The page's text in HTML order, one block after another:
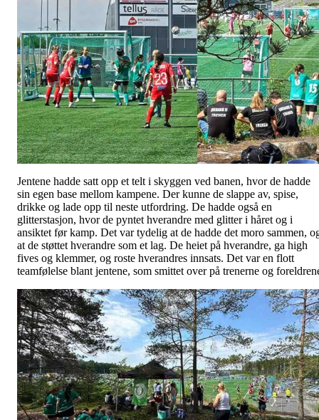
Jentene hadde satt opp et telt i skyggen ved banen, hvor de hadde
sin egen base mellom kampene. Der kunne de slappe av, spise,
drikke og lade opp til neste utfordring. De hadde også en
glitterstasjon, hvor de pyntet hverandre med glitter i håret og i
ansiktet før kamp. Det var tydelig at de hadde det moro sammen,
at de støttet hverandre som et lag. De heiet på hverandre, ga high
fives og klemmer, og roste hverandres innsats. Det var en flott
teamfølelse blant jentene, som smittet over på trenerne og